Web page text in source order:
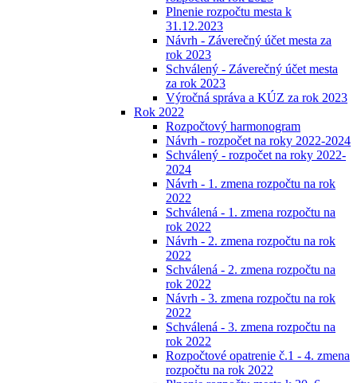
Plnenie rozpočtu mesta k
31.12.2023
Návrh - Záverečný účet mesta za
rok 2023
Schválený - Záverečný účet mesta
za rok 2023
Výročná správa a KÚZ za rok 2023
Rok 2022
Rozpočtový harmonogram
Návrh - rozpočet na roky 2022-2024
Schválený - rozpočet na roky 2022-
2024
Návrh - 1. zmena rozpočtu na rok
2022
Schválená - 1. zmena rozpočtu na
rok 2022
Návrh - 2. zmena rozpočtu na rok
2022
Schválená - 2. zmena rozpočtu na
rok 2022
Návrh - 3. zmena rozpočtu na rok
2022
Schválená - 3. zmena rozpočtu na
rok 2022
Rozpočtové opatrenie č.1 - 4. zmena
rozpočtu na rok 2022